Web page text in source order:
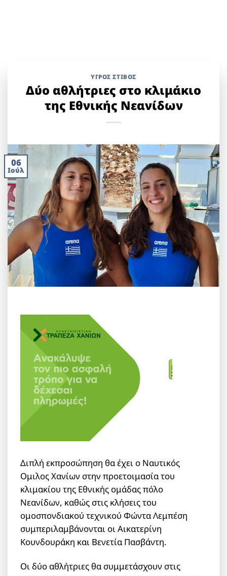
ΥΓΡΌΣ ΣΤΊΒΟΣ
Δύο αθλήτριες στο κλιμάκιο
της Εθνικής Νεανίδων
06
Ιούλ
Διπλή εκπροσώπηση θα έχει ο Ναυτικός
Ομιλος Χανίων στην προετοιμασία του
κλιμακίου της Εθνικής ομάδας πόλο
Νεανίδων, καθώς στις κλήσεις του
ομοσπονδιακού τεχνικού Φώντα Λεμπέση
συμπεριλαμβάνονται οι Αικατερίνη
Κουνδουράκη και Βενετία Πασβάντη.
Οι δύο αθλήτριες θα συμμετάσχουν στις